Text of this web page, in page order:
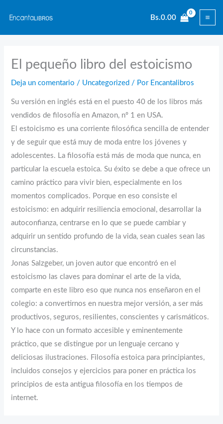
contenido
Bs.0.00
El pequeño libro del estoicismo
Deja un comentario / Uncategorized / Por Encantalibros
Su versión en inglés está en el puesto 40 de los libros más
vendidos de filosofía en Amazon, nº 1 en USA.
El estoicismo es una corriente filosófica sencilla de entender
y de seguir que está muy de moda entre los jóvenes y
adolescentes. La filosofía está más de moda que nunca, en
particular la escuela estoica. Su éxito se debe a que ofrece un
camino práctico para vivir bien, especialmente en los
momentos complicados. Porque en eso consiste el
estoicismo: en adquirir resiliencia emocional, desarrollar la
autoconfianza, centrarse en lo que se puede cambiar y
adquirir un sentido profundo de la vida, sean cuales sean las
circunstancias.
Jonas Salzgeber, un joven autor que encontró en el
estoicismo las claves para dominar el arte de la vida,
comparte en este libro eso que nunca nos enseñaron en el
colegio: a convertirnos en nuestra mejor versión, a ser más
productivos, seguros, resilientes, conscientes y carismáticos.
Y lo hace con un formato accesible y eminentemente
práctico, que se distingue por un lenguaje cercano y
deliciosas ilustraciones. Filosofía estoica para principiantes,
incluidos consejos y ejercicios para poner en práctica los
principios de esta antigua filosofía en los tiempos de
internet.